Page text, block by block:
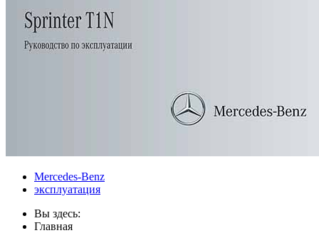
Mercedes-Benz
эксплуатация
Вы здесь:
Главная